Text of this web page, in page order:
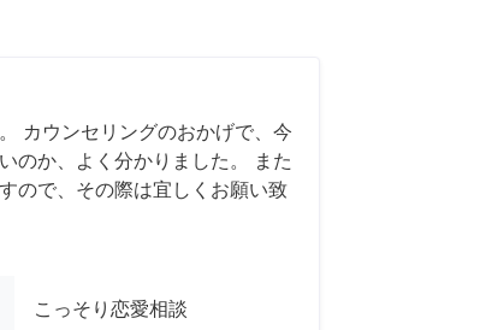
カウンセリングのおかげで、今
のか、よく分かりました。 また
ので、その際は宜しくお願い致
こっそり恋愛相談